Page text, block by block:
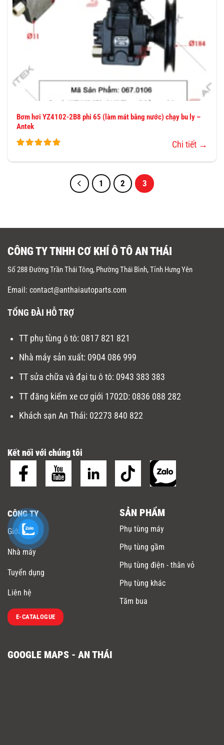
Bơm hơi YZ4102-2B8 phi 65 (làm mát bằng nước) chạy bu ly –
Antek
Chi tiết →
1 2 3
CÔNG TY TNHH CƠ KHÍ Ô TÔ AN THÁI
Số 288 Đường Trần Thái Tông, Phường Thái Bình, Tỉnh Hưng Yên
Email: contact@anthaiautoparts.com
TỔNG ĐÀI HỖ TRỢ
TT phụ tùng ô tô: 0817 821 821
Nhà máy sản xuất: 0904 086 999
TT sửa chữa và đại tu ô tô: 0943 383 383
TT đăng kiểm xe cơ giới 1702D: 0836 088 282
Khách sạn An Thái: 02273 840 822
Kết nối với chúng tôi
CÔNG TY
Giới thiệu
Nhà máy
Tuyển dụng
Liên hệ
E-CATALOGUE
SẢN PHẨM
Phụ tùng máy
Phụ tùng gầm
Phụ tùng điện - thân vỏ
Phụ tùng khác
Tăm bua
GOOGLE MAPS - AN THÁI